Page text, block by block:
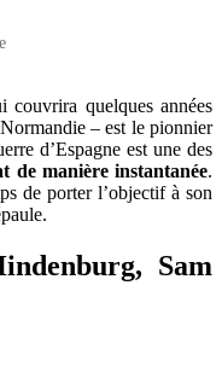
couvrira quelques années
– est le pionnier
d’Espagne est une des
de manière instantanée.
de porter l’objectif à son
Sam